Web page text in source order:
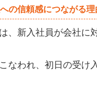
の信頼感につながる理
、新入社員が会社に
なわれ、初日の受